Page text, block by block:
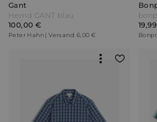
Gant
Hemd GANT blau
100,00 €
Peter Hahn | Versand: 6,00 €